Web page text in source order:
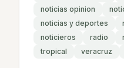
noticias opinion
noticias y deportes
noticieros
radio
tropical
veracruz